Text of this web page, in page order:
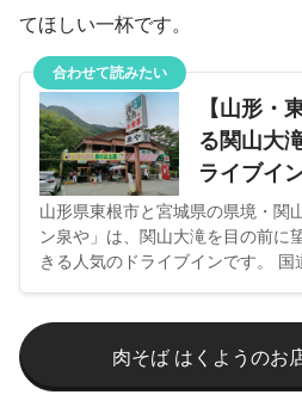
てほしい一杯です。
合わせて読みたい
【山形・
る関山大
ライブイ
山形県東根市と宮城県の県境・関
ン泉や」は、関山大滝を目の前に
きる人気のドライブインです。
肉そば はくようのお